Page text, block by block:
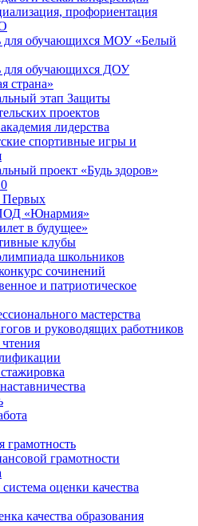
профориентация
для обучающихся МОУ «Белый
для обучающихся ДОУ
страна»
этап Защиты
проектов
лидерства
спортивные игры и
проект «Будь здоров»
«Юнармия»
в будущее»
клубы
школьников
сочинений
и патриотическое
мастерства
и руководящих работников
грамотность
грамотности
оценки качества
качества образования